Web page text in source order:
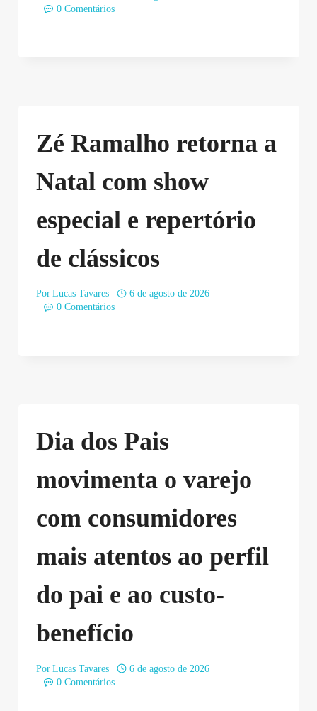
0 Comentários
Zé Ramalho retorna a
Natal com show
especial e repertório
de clássicos
Por Lucas Tavares
6 de agosto de 2026
0 Comentários
Dia dos Pais
movimenta o varejo
com consumidores
mais atentos ao perfil
do pai e ao custo-
benefício
Por Lucas Tavares
6 de agosto de 2026
0 Comentários